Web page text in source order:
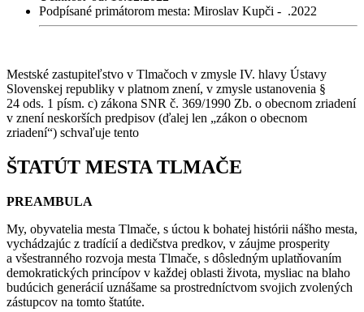
Podpísané primátorom mesta: Miroslav Kupči - .2022
Mestské zastupiteľstvo v Tlmačoch v zmysle IV. hlavy Ústavy
Slovenskej republiky v platnom znení, v zmysle ustanovenia §
24 ods. 1 písm. c) zákona SNR č. 369/1990 Zb. o obecnom zriadení
v znení neskorších predpisov (ďalej len „zákon o obecnom
zriadení“) schvaľuje tento
ŠTATÚT MESTA TLMAČE
PREAMBULA
My, obyvatelia mesta Tlmače, s úctou k bohatej histórii nášho mesta,
vychádzajúc z tradícií a dedičstva predkov, v záujme prosperity
a všestranného rozvoja mesta Tlmače, s dôsledným uplatňovaním
demokratických princípov v každej oblasti života, mysliac na blaho
budúcich generácií uznášame sa prostredníctvom svojich zvolených
zástupcov na tomto štatúte.